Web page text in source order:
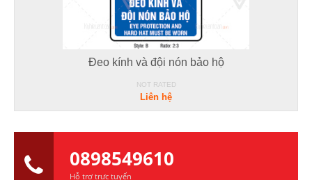
Đeo kính và đội nón bảo hộ
NOT RATED
Liên hệ
0898549610
Hỗ trợ trực tuyến